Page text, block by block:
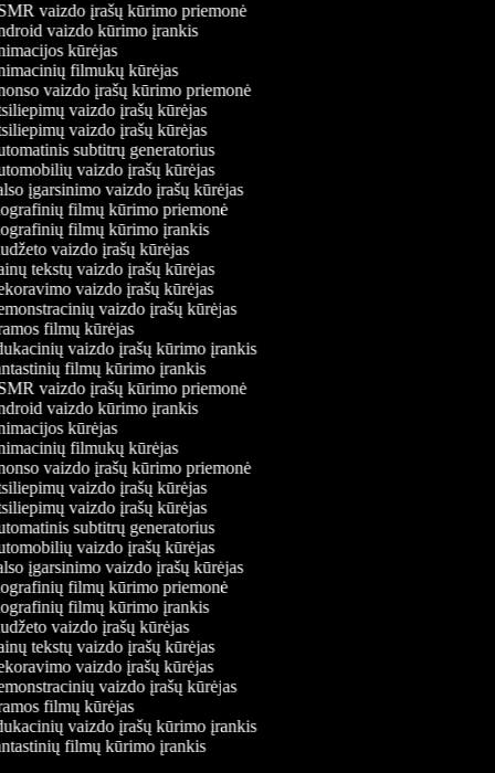
vaizdo įrašų kūrimo priemonė
vaizdo kūrimo įrankis
kūrėjas
filmukų kūrėjas
vaizdo įrašų kūrimo priemonė
vaizdo įrašų kūrėjas
vaizdo įrašų kūrėjas
subtitrų generatorius
vaizdo įrašų kūrėjas
įgarsinimo vaizdo įrašų kūrėjas
filmų kūrimo priemonė
filmų kūrimo įrankis
vaizdo įrašų kūrėjas
tekstų vaizdo įrašų kūrėjas
vaizdo įrašų kūrėjas
vaizdo įrašų kūrėjas
filmų kūrėjas
vaizdo įrašų kūrimo įrankis
filmų kūrimo įrankis
vaizdo įrašų kūrimo priemonė
vaizdo kūrimo įrankis
kūrėjas
filmukų kūrėjas
vaizdo įrašų kūrimo priemonė
vaizdo įrašų kūrėjas
vaizdo įrašų kūrėjas
subtitrų generatorius
vaizdo įrašų kūrėjas
įgarsinimo vaizdo įrašų kūrėjas
filmų kūrimo priemonė
filmų kūrimo įrankis
vaizdo įrašų kūrėjas
tekstų vaizdo įrašų kūrėjas
vaizdo įrašų kūrėjas
vaizdo įrašų kūrėjas
filmų kūrėjas
vaizdo įrašų kūrimo įrankis
filmų kūrimo įrankis